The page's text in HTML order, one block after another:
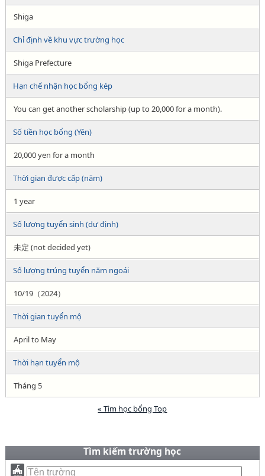
Shiga
Chỉ định về khu vực trường học
Shiga Prefecture
Hạn chế nhận học bổng kép
You can get another scholarship (up to 20,000 for a month).
Số tiền học bổng (Yên)
20,000 yen for a month
Thời gian được cấp (năm)
1 year
Số lượng tuyển sinh (dự định)
未定 (not decided yet)
Số lượng trúng tuyển năm ngoái
10/19（2024）
Thời gian tuyển mộ
April to May
Thời hạn tuyển mộ
Tháng 5
« Tìm học bổng Top
Tìm kiếm trường học